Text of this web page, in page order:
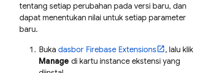
tentang setiap perubahan pada versi baru, dan
dapat menentukan nilai untuk setiap parameter
baru.
Buka dasbor Firebase Extensions
, lalu klik
Manage di kartu instance ekstensi yang